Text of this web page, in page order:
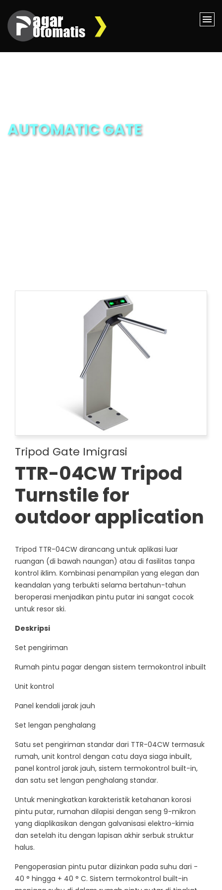
AUTOMATIC GATE
Tripod Gate Imigrasi
TTR-04CW Tripod
Turnstile for
outdoor application
Tripod TTR-04CW dirancang untuk aplikasi luar
ruangan (di bawah naungan) atau di fasilitas tanpa
kontrol iklim. Kombinasi penampilan yang elegan dan
keandalan yang terbukti selama bertahun-tahun
beroperasi menjadikan pintu putar ini sangat cocok
untuk resor ski.
Deskripsi
Set pengiriman
Rumah pintu pagar dengan sistem termokontrol inbuilt
Unit kontrol
Panel kendali jarak jauh
Set lengan penghalang
Satu set pengiriman standar dari TTR-04CW termasuk
rumah, unit kontrol dengan catu daya siaga inbuilt,
panel kontrol jarak jauh, sistem termokontrol built-in,
dan satu set lengan penghalang standar.
Untuk meningkatkan karakteristik ketahanan korosi
pintu putar, rumahan dilapisi dengan seng 9-mikron
yang diaplikasikan dengan galvanisasi elektro-kimia
dan setelah itu dengan lapisan akhir serbuk struktur
halus.
Pengoperasian pintu putar diizinkan pada suhu dari -
40 ° hingga + 40 ° C. Sistem termokontrol built-in